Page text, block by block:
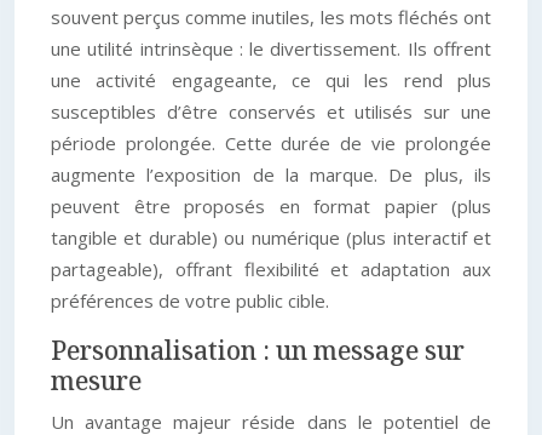
souvent perçus comme inutiles, les mots fléchés ont
une utilité intrinsèque : le divertissement. Ils offrent
une activité engageante, ce qui les rend plus
susceptibles d’être conservés et utilisés sur une
période prolongée. Cette durée de vie prolongée
augmente l’exposition de la marque. De plus, ils
peuvent être proposés en format papier (plus
tangible et durable) ou numérique (plus interactif et
partageable), offrant flexibilité et adaptation aux
préférences de votre public cible.
Personnalisation : un message sur
mesure
Un avantage majeur réside dans le potentiel de